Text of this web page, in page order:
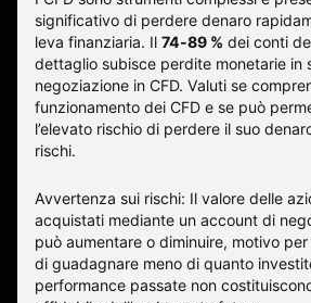
significativo di perdere denaro
leva finanziaria. Il 74-89 % dei conti
dettaglio subisce perdite monetarie in
negoziazione in CFD. Valuti se
funzionamento dei CFD e se può
l’elevato rischio di perdere il suo
rischi.
Avvertenza sui rischi: Il valore delle
acquistati mediante un account di
può aumentare o diminuire, motivo
di guadagnare meno di quanto
performance passate non